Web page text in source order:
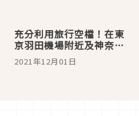
充分利用旅行空檔！在東
京羽田機場附近及神奈川
享受當地清晨夜晚風情的
10個密技
2021年12月01日